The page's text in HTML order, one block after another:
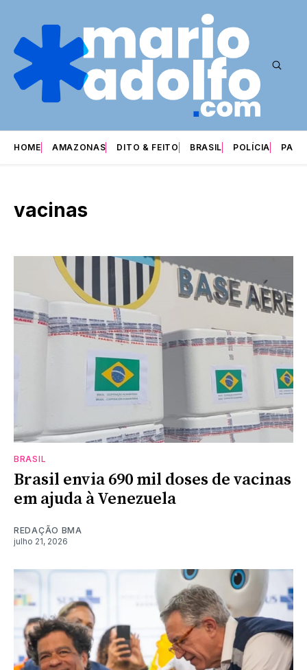
HOME AMAZONAS DITO & FEITO BRASIL POLÍCIA
vacinas
BRASIL
Brasil envia 690 mil doses de vacinas
em ajuda à Venezuela
REDAÇÃO BMA
julho 21, 2026